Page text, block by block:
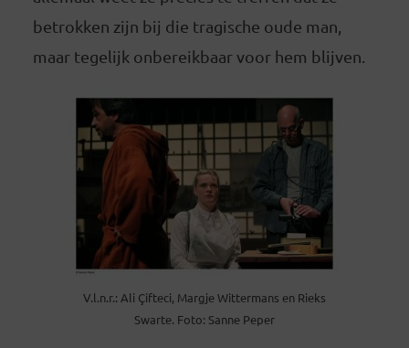
betrokken zijn bij die tragische oude man,
maar tegelijk onbereikbaar voor hem blijven.
V.l.n.r.: Ali Çifteci, Margje Wittermans en Rieks
Swarte. Foto: Sanne Peper